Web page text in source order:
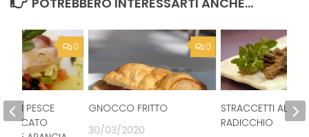
0
GNOCCO FRITTO
30/03/2020
STRACCETTI AL
RADICCHIO
0
DI PESCE